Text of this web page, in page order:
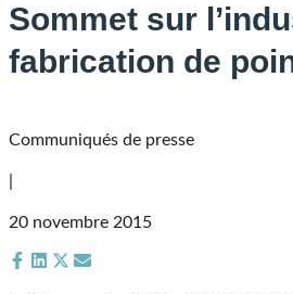
Sommet sur
fabrication de
Communiqués de presse
20 novembre 2015
ShareShareShareShare